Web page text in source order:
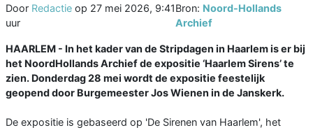
Door Redactie op 27 mei 2026, 9:41
uur
Bron: Noord-Hollands
Archief
HAARLEM - In het kader van de Stripdagen in Haarlem is er bij
het NoordHollands Archief de expositie ‘Haarlem Sirens’ te
zien. Donderdag 28 mei wordt de expositie feestelijk
geopend door Burgemeester Jos Wienen in de Janskerk.
De expositie is gebaseerd op 'De Sirenen van Haarlem', het